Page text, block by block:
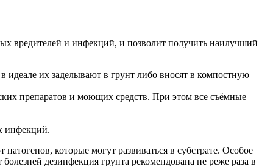
вредителей и инфекций, и позволит получить наилучший
идеале их заделывают в грунт либо вносят в компостную
препаратов и моющих средств. При этом все съёмные
инфекций.
которые могут развиваться в субстрате. Особое
дезинфекция грунта рекомендована не реже раза в